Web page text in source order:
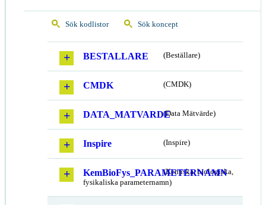
Sök kodlistor Sök koncept
BESTALLARE (Beställare)
CMDK (CMDK)
DATA_MATVARDE(Data Mätvärde)
Inspire (Inspire)
KemBioFys_PARAMETERNAMN
(Kemiska, biologiska,
fysikaliska parameternamn)